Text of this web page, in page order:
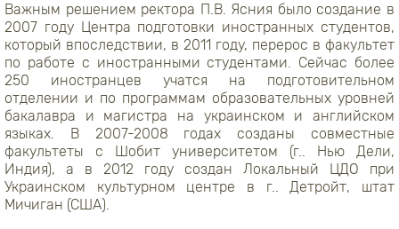
Важным решением ректора П.В. Ясния было создание в
2007 году Центра подготовки иностранных студентов,
который впоследствии, в 2011 году, перерос в факультет
по работе с иностранными студентами. Сейчас более
250 иностранцев учатся на подготовительном
отделении и по программам образовательных уровней
бакалавра и магистра на украинском и английском
языках. В 2007-2008 годах созданы совместные
факультеты с Шобит университетом (г.. Нью Дели,
Индия), а в 2012 году создан Локальный ЦДО при
Украинском культурном центре в г.. Детройт, штат
Мичиган (США).